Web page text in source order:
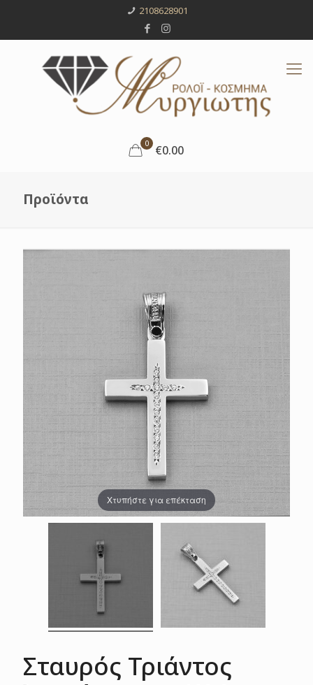
2108628901
0 €0.00
Προϊόντα
Χτυπήστε για επέκταση
Σταυρός Τριάντος